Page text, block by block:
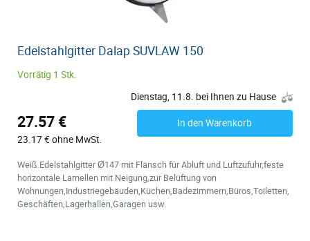
Edelstahlgitter Dalap SUVLAW 150
Vorrätig 1 Stk.
Dienstag, 11.8. bei Ihnen zu Hause
27.57 €
23.17 € ohne MwSt.
In den Warenkorb
Weiß Edelstahlgitter Ø147 mit Flansch für Abluft und Luftzufuhr,feste
horizontale Lamellen mit Neigung,zur Belüftung von
Wohnungen,Industriegebäuden,Küchen,Badezimmern,Büros,Toiletten,
Geschäften,Lagerhallen,Garagen usw.